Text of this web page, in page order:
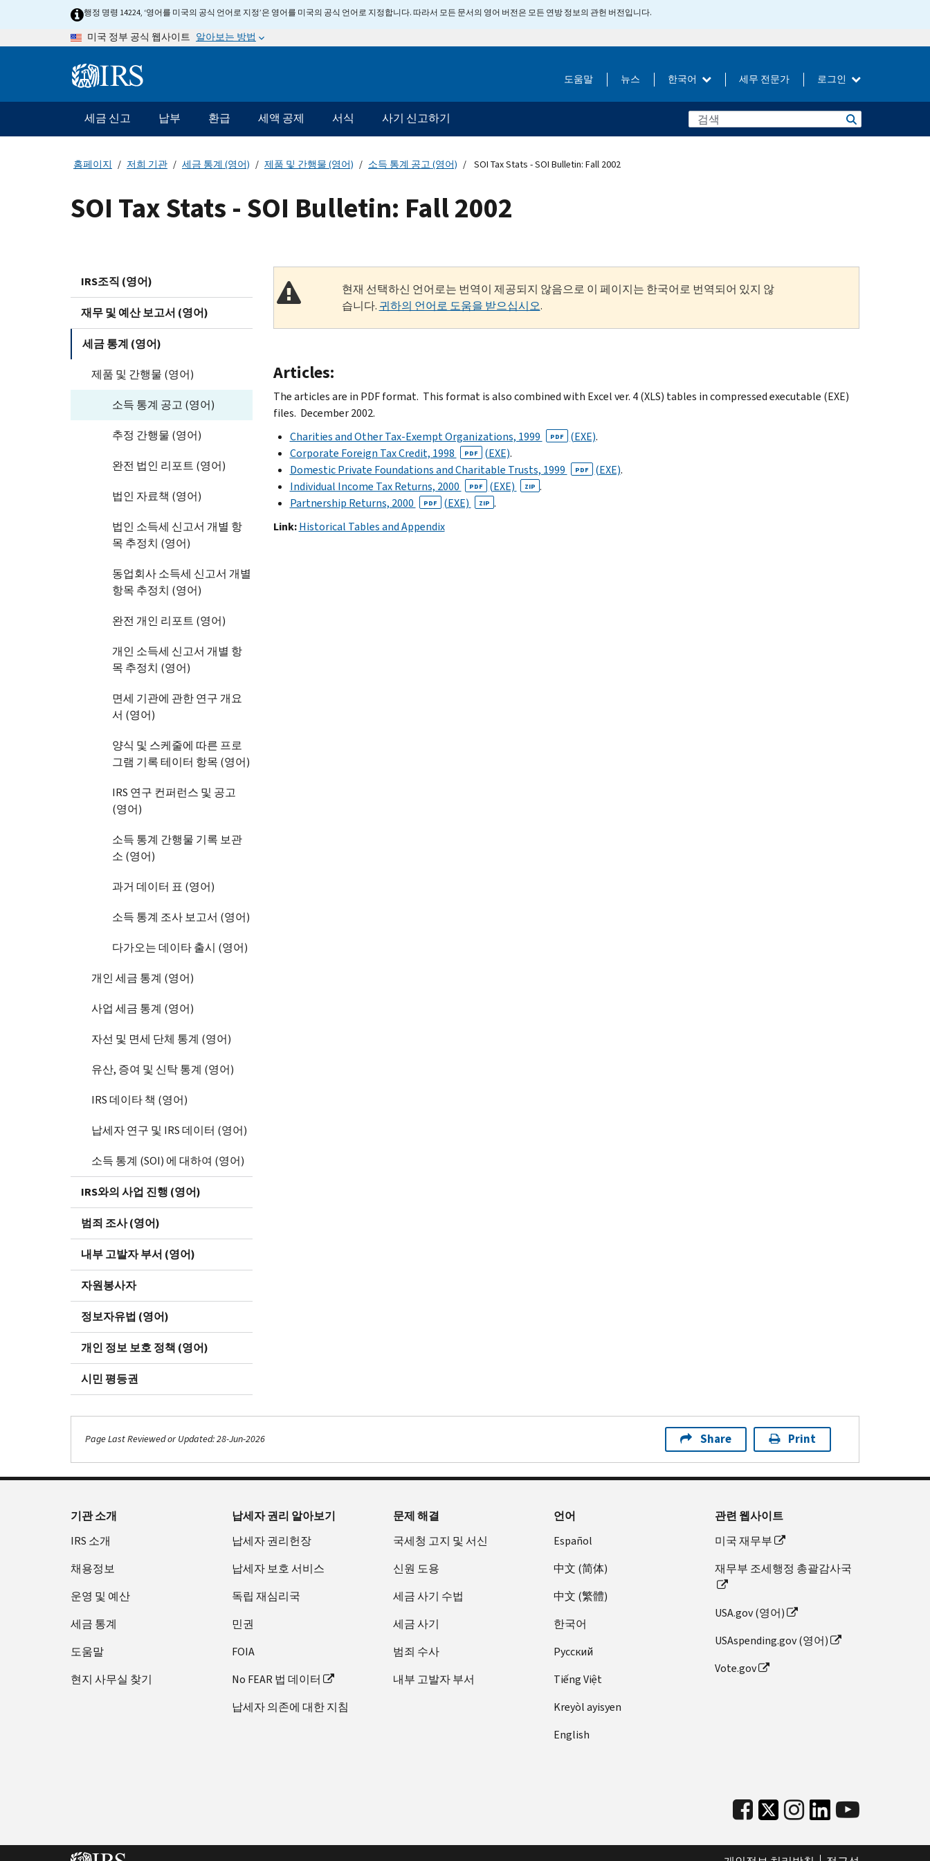
행정 명령 14224, ‘영어를 미국의 공식 언어로 지정’은 영어를 미국의 공식 언어로 지정합니다. 따라서 모든 문서의 영어 버전은 모든 연방 정보의 관헌 버전입니다.
미국 정부 공식 웹사이트 알아보는 방법
Information 도움말 뉴스 한국어 세무 전문가 로그인
메
인
네
게
이
세금 신고 납부 환급 세액 공제 서식 사기 신고하기
홈페이지 저희 기관 세금 통계 (영어) 제품 및 간행물 (영어) 소득 통계 공고 (영어) SOI Tax Stats - SOI Bulletin: Fall 2002
SOI Tax Stats - SOI Bulletin: Fall 2002
IRS조직 (영어)
재무 및 예산 보고서 (영어)
세금 통계 (영어)
제품 및 간행물 (영어)
소득 통계 공고 (영어)
추정 간행물 (영어)
완전 법인 리포트 (영어)
법인 자료책 (영어)
법인 소득세 신고서 개별 항
목 추정치 (영어)
동업회사 소득세 신고서 개별
항목 추정치 (영어)
완전 개인 리포트 (영어)
개인 소득세 신고서 개별 항
목 추정치 (영어)
면세 기관에 관한 연구 개요
서 (영어)
양식 및 스케줄에 따른 프로
그램 기록 테이터 항목 (영어)
IRS 연구 컨퍼런스 및 공고
(영어)
소득 통계 간행물 기록 보관
소 (영어)
과거 데이터 표 (영어)
소득 통계 조사 보고서 (영어)
다가오는 데이타 출시 (영어)
개인 세금 통계 (영어)
사업 세금 통계 (영어)
자선 및 면세 단체 통계 (영어)
유산, 증여 및 신탁 통계 (영어)
IRS 데이타 책 (영어)
납세자 연구 및 IRS 데이터 (영어)
소득 통계 (SOI) 에 대하여 (영어)
IRS와의 사업 진행 (영어)
범죄 조사 (영어)
내부 고발자 부서 (영어)
자원봉사자
정보자유법 (영어)
개인 정보 보호 정책 (영어)
시민 평등권
현재 선택하신 언어로는 번역이 제공되지 않음으로 이 페이지는 한국어로 번역되어 있지 않
습니다. 귀하의 언어로 도움을 받으십시오.
Articles:
The articles are in PDF format. This format is also combined with Excel ver. 4 (XLS) tables in compressed executable (EXE)
files. December 2002.
Charities and Other Tax-Exempt Organizations, 1999
PDF (EXE).
Corporate Foreign Tax Credit, 1998
PDF (EXE).
Domestic Private Foundations and Charitable Trusts, 1999
PDF (EXE).
Individual Income Tax Returns, 2000
PDF (EXE) ZIP .
Partnership Returns, 2000
PDF (EXE) ZIP .
Link:Historical Tables and Appendix
Page Last Reviewed or Updated: 28-Jun-2026 Share Print
기관 소개
IRS 소개
채용정보
운영 및 예산
세금 통계
도움말
현지 사무실 찾기
납세자 권리 알아보기
납세자 권리헌장
납세자 보호 서비스
독립 재심리국
민권
FOIA
No FEAR 법 데이터
납세자 의존에 대한 지침
문제 해결
국세청 고지 및 서신
신원 도용
세금 사기 수법
세금 사기
범죄 수사
내부 고발자 부서
언어
Español
中文 (简体)
中文 (繁體)
한국어
Pусский
Tiếng Việt
Kreyòl ayisyen
English
관련 웹사이트
미국 재무부
재무부 조세행정 총괄감사국
USA.gov (영어)
USAspending.gov (영어)
Vote.gov